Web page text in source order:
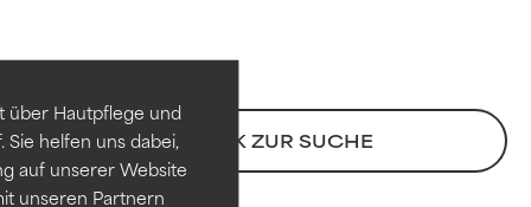
über Hautpflege und
helfen uns dabei,
auf unserer Website
unseren Partnern
ZURÜCK ZUR SUCHE
Erwiesen und durch
unabhängige Studien belegt.
Hervorragender Wirkstoff für
die meisten Hauttypen und -
Erwiesen und durch
unabhängige Studien belegt.
Hervorragender Wirkstoff für
die meisten Hauttypen und -